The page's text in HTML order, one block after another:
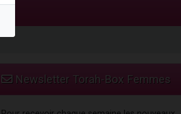
Newsletter Torah-Box Femmes